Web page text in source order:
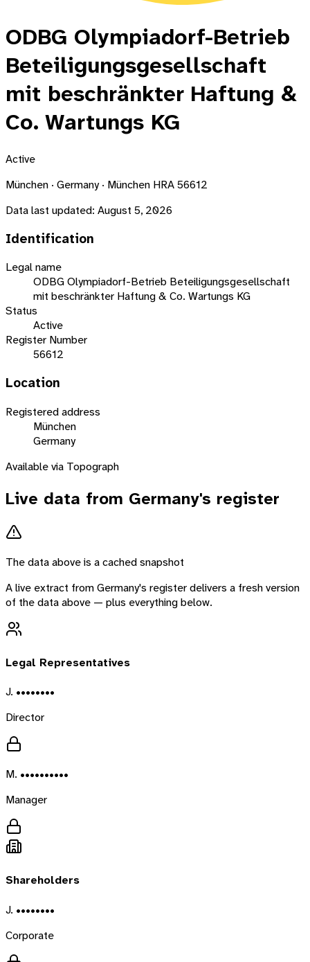
ODBG Olympiadorf-Betrieb
Beteiligungsgesellschaft
mit beschränkter Haftung &
Co. Wartungs KG
Active
München · Germany · München HRA 56612
Data last updated: August 5, 2026
Identification
Legal name
ODBG Olympiadorf-Betrieb Beteiligungsgesellschaft
mit beschränkter Haftung & Co. Wartungs KG
Status
Active
Register Number
56612
Location
Registered address
München
Germany
Available via Topograph
Live data from Germany's register
The data above is a cached snapshot
A live extract fromGermany's register delivers a fresh version
of the data above — plus everything below.
Legal Representatives
J. ••••••••
Director
M. ••••••••••
Manager
Shareholders
J. ••••••••
Corporate